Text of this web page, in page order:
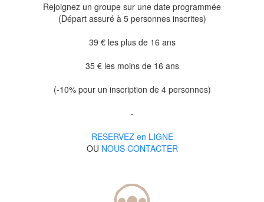
Rejoignez un groupe sur une date programmée
(Départ assuré à 5 personnes inscrites)
39 € les plus de 16 ans
35 € les moins de 16 ans
(-10% pour un inscription de 4 personnes)
-
RESERVEZ en LIGNE
OU NOUS CONTACTER